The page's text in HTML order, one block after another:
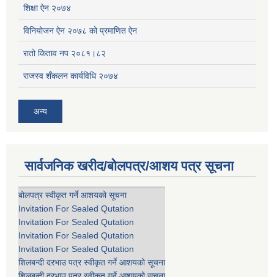
शिक्षा ऐन २०७४
विनियोजन ऐन २०७८ को प्रमाणित ऐन
रातो किताव नप २०८१।८२
राजस्व शँकलन कार्यविधि २०७४
अन्य
सार्वजनिक खरीद/बोलपत्र/आशय पत्र सूचना
बोलपत्र स्वीकृत गर्ने आशयको सूचना
Invitation For Sealed Qutation
Invitation For Sealed Qutation
Invitation For Sealed Qutation
Invitation For Sealed Qutation
शिलबन्दी दरभाउ पत्र स्वीकृत गर्ने आशयको सूचना